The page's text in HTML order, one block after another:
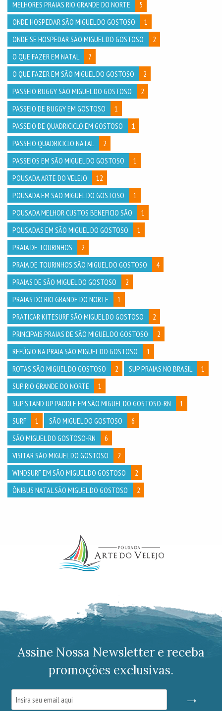
MELHORES PRAIAS RIO GRANDE DO NORTE
5
ONDE HOSPEDAR SÃO MIGUEL DO GOSTOSO
1
ONDE SE HOSPEDAR SÃO MIGUEL DO GOSTOSO
2
O QUE FAZER EM NATAL
7
O QUE FAZER EM SÃO MIGUEL DO GOSTOSO
2
PASSEIO BUGGY SÃO MIGUEL DO GOSTOSO
2
PASSEIO DE BUGGY EM GOSTOSO
1
PASSEIO DE QUADRICICLO EM GOSTOSO
1
PASSEIO QUADRICICLO NATAL
2
PASSEIOS EM SÃO MIGUEL DO GOSTOSO
1
POUSADA ARTE DO VELEJO
12
POUSADA EM SÃO MIGUEL DO GOSTOSO
1
POUSADA MELHOR CUSTOS BENEFICIO SÃO
1
POUSADAS EM SÃO MIGUEL DO GOSTOSO
1
PRAIA DE TOURINHOS
2
PRAIA DE TOURINHOS SÃO MIGUEL DO GOSTOSO
4
PRAIAS DE SÃO MIGUEL DO GOSTOSO
2
PRAIAS DO RIO GRANDE DO NORTE
1
PRATICAR KITESURF SÃO MIGUEL DO GOSTOSO
2
PRINCIPAIS PRAIAS DE SÃO MIGUEL DO GOSTOSO
2
REFÚGIO NA PRAIA SÃO MIGUEL DO GOSTOSO
1
ROTAS SÃO MIGUEL DO GOSTOSO
2 SUP PRAIAS NO BRASIL
1
SUP RIO GRANDE DO NORTE
1
SUP STAND UP PADDLE EM SÃO MIGUEL DO GOSTOSO-RN
1
SURF
1 SÃO MIGUEL DO GOSTOSO
6
SÃO MIGUEL DO GOSTOSO-RN
6
VISITAR SÃO MIGUEL DO GOSTOSO
2
WINDSURF EM SÃO MIGUEL DO GOSTOSO
2
ÔNIBUS NATAL SÃO MIGUEL DO GOSTOSO
2
Assine Nossa Newsletter e receba
promoções exclusivas.
→